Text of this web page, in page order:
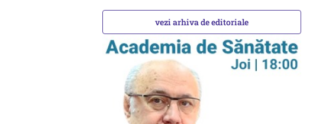
vezi arhiva de editoriale